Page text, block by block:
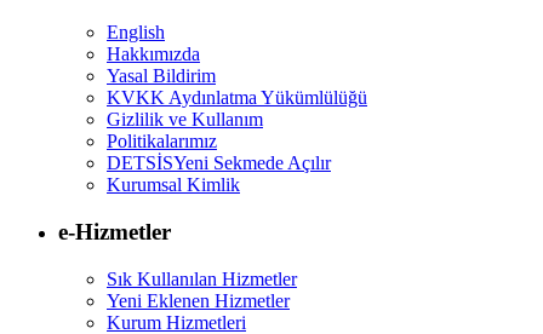
English
Hakkımızda
Yasal Bildirim
KVKK Aydınlatma Yükümlülüğü
Gizlilik ve Kullanım
Politikalarımız
DETSİSYeni Sekmede Açılır
Kurumsal Kimlik
e-Hizmetler
Sık Kullanılan Hizmetler
Yeni Eklenen Hizmetler
Kurum Hizmetleri